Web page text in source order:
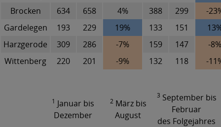
Brocken
634 658 4% 388 299
-
Gardelegen
193 229 19% 133 151
Harzgerode
309 286 -7% 159 147
-8%
Wittenberg
220 201 -9% 132 118 -
1 Januar bis
Dezember
2März bis
August
3 September bis
Februar
des Folgejahres